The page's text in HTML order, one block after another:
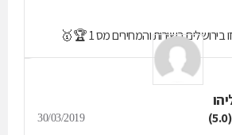
בשירות והמחירים מס 1 🏆🥇
(5.0)
30/03/2019